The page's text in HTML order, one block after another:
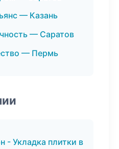
— Казань
— Саратов
— Пермь
- Укладка плитки в